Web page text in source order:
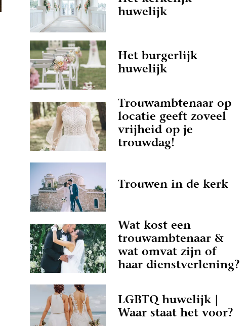
huwelijk
Het burgerlijk
huwelijk
Trouwambtenaar op
locatie geeft zoveel
vrijheid op je
trouwdag!
Trouwen in de kerk
Wat kost een
trouwambtenaar &
wat omvat zijn of
haar dienstverlening?
LGBTQ huwelijk |
Waar staat het voor?